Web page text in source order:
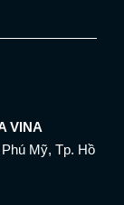
VINA
Mỹ, Tp. Hồ